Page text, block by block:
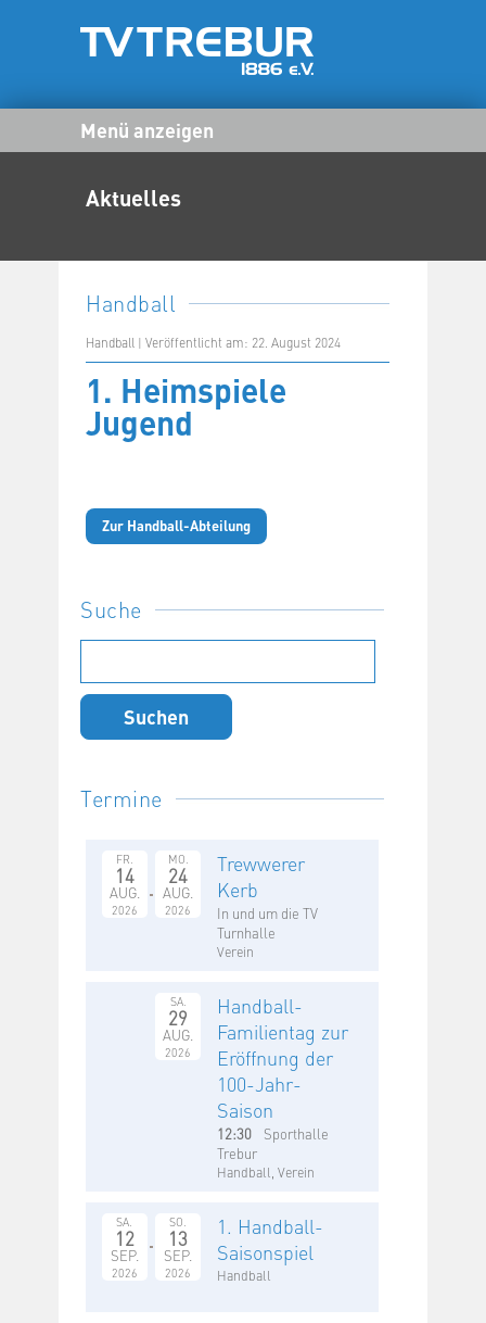
Menü anzeigen
Aktuelles
Handball
Handball | Veröffentlicht am: 22. August 2024
1. Heimspiele
Jugend
Zur Handball-Abteilung
Suche
nach:
Termine
FR.
14
AUG.
2026
MO.
24
AUG.
2026
Trewwerer
Kerb
In und um die TV
Turnhalle
Verein
SA.
29
AUG.
2026
Handball-
Familientag zur
Eröffnung der
100-Jahr-
Saison
12:30
Sporthalle
Trebur
Handball, Verein
SA.
12
SEP.
2026
SO.
13
SEP.
2026
1. Handball-
Saisonspiel
Handball